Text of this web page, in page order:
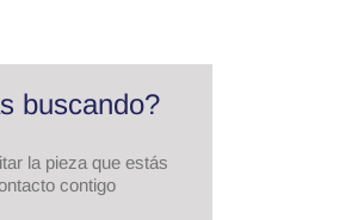
buscando?
la pieza que estás
contigo